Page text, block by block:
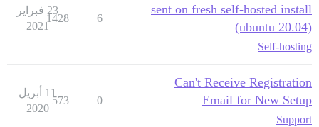
sent on fresh self-hosted install
(ubuntu 20.04)
Self-hosting
6
1428
23 فبراير
2021
Can't Receive Registration
Email for New Setup
Support
0
573
11 أبريل
2020